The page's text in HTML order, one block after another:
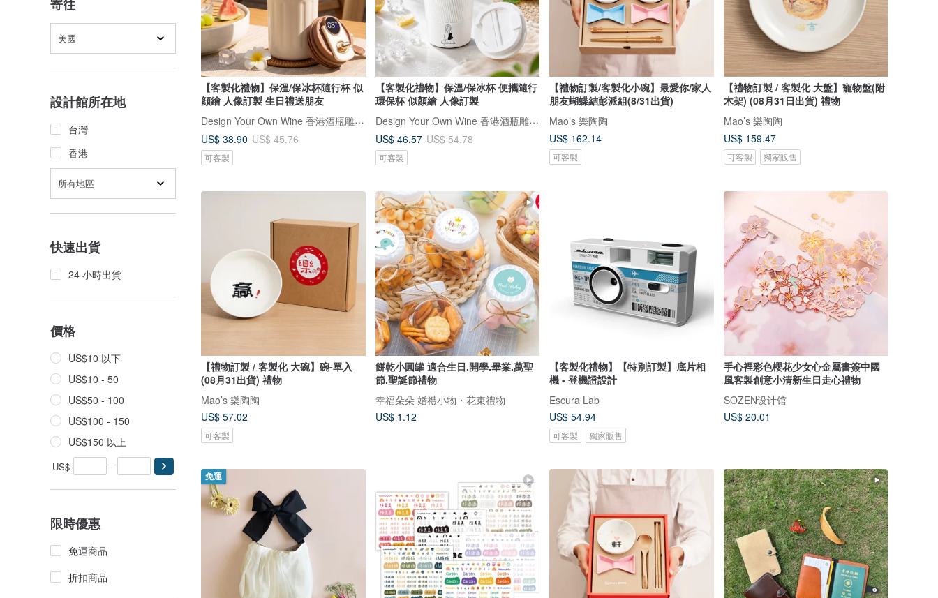
寄往
美國
設計館所在地
台灣
香港
所有地區
快速出貨
24 小時出貨
價格
US$10 以下
US$10 - 50
US$50 - 100
US$100 - 150
US$150 以上
US$ -
限時優惠
免運商品
折扣商品
【客製化禮物】保溫/保冰杯隨行杯 似
顔繪 人像訂製 生日禮送朋友
Design Your Own Wine 香港酒瓶雕刻禮品專門店
US$ 38.90 US$ 45.76
可客製
【客製化禮物】保溫/保冰杯 便攜隨行
環保杯 似顏繪 人像訂製
Design Your Own Wine 香港酒瓶雕刻禮品專門店
US$ 46.57 US$ 54.78
可客製
【禮物訂製/客製化小碗】最愛你/家人
朋友蝴蝶結彭派組(8/31出貨)
Mao’s 樂陶陶
US$ 162.14
可客製
【禮物訂製 / 客製化 大盤】寵物盤(附
木架) (08月31日出貨) 禮物
Mao’s 樂陶陶
US$ 159.47
可客製 獨家販售
【禮物訂製 / 客製化 大碗】碗-單入
(08月31出貨) 禮物
Mao’s 樂陶陶
US$ 57.02
可客製
餅乾小圓罐 適合生日.開學.畢業.萬聖
節.聖誕節禮物
幸福朵朵 婚禮小物・花束禮物
US$ 1.12
【客製化禮物】【特別訂製】底片相
機 - 登機證設計
Escura Lab
US$ 54.94
可客製 獨家販售
手心裡彩色櫻花少女心金屬書簽中國
風客製創意小清新生日走心禮物
SOZEN设计馆
US$ 20.01
免運